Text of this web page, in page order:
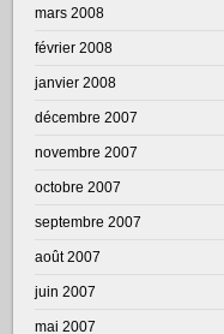
mars 2008
février 2008
janvier 2008
décembre 2007
novembre 2007
octobre 2007
septembre 2007
août 2007
juin 2007
mai 2007